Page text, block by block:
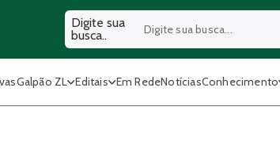
Digite sua
busca..
Galpão ZL Editais Em RedeNotíciasConhecimento